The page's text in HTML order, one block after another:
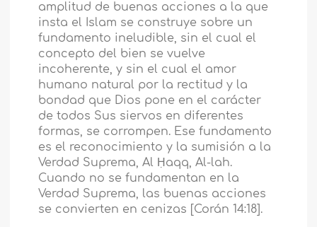
amplitud de buenas acciones a la que
insta el Islam se construye sobre un
fundamento ineludible, sin el cual el
concepto del bien se vuelve
incoherente, y sin el cual el amor
humano natural por la rectitud y la
bondad que Dios pone en el carácter
de todos Sus siervos en diferentes
formas, se corrompen. Ese fundamento
es el reconocimiento y la sumisión a la
Verdad Suprema, Al Ḥaqq, Al-lah.
Cuando no se fundamentan en la
Verdad Suprema, las buenas acciones
se convierten en cenizas [Corán 14:18].